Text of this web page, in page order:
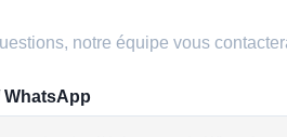
notre équipe vous
WhatsApp